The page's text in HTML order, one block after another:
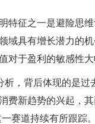
特征之一是避险思
域具有增长潜力的
对于盈利的敏感性
析，背后体现的是
费新趋势的兴起，
赛道持续有所跟踪